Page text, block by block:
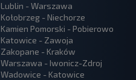
Lublin - Warszawa
Kołobrzeg - Niechorze
Kamien Pomorski - Pobierowo
Katowice - Zawoja
Zakopane - Kraków
Warszawa - Iwonicz-Zdroj
Wadowice - Katowice